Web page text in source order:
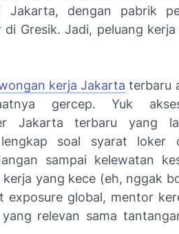
dengan pabrik
Gresik. Jadi, peluang
kerja Jakarta terbaru
gercep. Yuk
Jakarta terbaru yang
soal syarat loker
sampai kelewatan
yang kece (eh, nggak
global, mentor
relevan sama